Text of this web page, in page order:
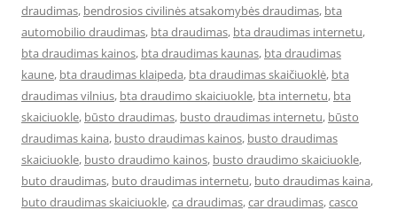
draudimas, bendrosios civilinės atsakomybės draudimas, bta
automobilio draudimas, bta draudimas, bta draudimas internetu,
bta draudimas kainos, bta draudimas kaunas, bta draudimas
kaune, bta draudimas klaipeda, bta draudimas skaičiuoklė, bta
draudimas vilnius, bta draudimo skaiciuokle, bta internetu, bta
skaiciuokle, būsto draudimas, busto draudimas internetu, būsto
draudimas kaina, busto draudimas kainos, busto draudimas
skaiciuokle, busto draudimo kainos, busto draudimo skaiciuokle,
buto draudimas, buto draudimas internetu, buto draudimas kaina,
buto draudimas skaiciuokle,ca draudimas,car draudimas,casco